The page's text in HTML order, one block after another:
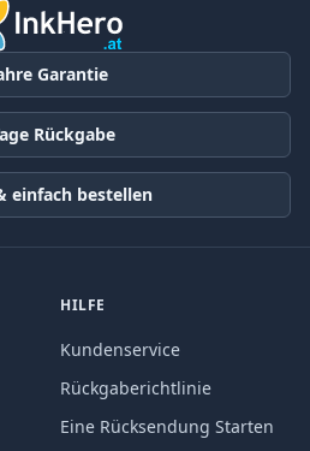
Garantie
Rückgabe
einfach bestellen
HILFE
Kundenservice
Rückgaberichtlinie
Eine Rücksendung Starten